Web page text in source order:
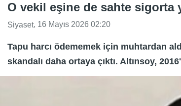
O vekil eşine de sahte sigorta
Siyaset, 16 Mayıs 2026 02:20
Tapu harcı ödememek için muhtardan
skandalı daha ortaya çıktı. Altınsoy,